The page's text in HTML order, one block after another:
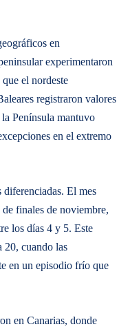
en
experimentaron
el nordeste
registraron valores
Península mantuvo
en el extremo
El mes
finales de noviembre,
los días 4 y 5. Este
20, cuando las
en un episodio frío que
en Canarias, donde